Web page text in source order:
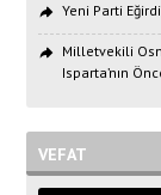
Yeni Parti
Milletvekili
Isparta’nın
VEFAT